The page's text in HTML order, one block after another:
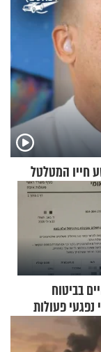
חייו המטלטל
בביטוח
פעולות
במירמה